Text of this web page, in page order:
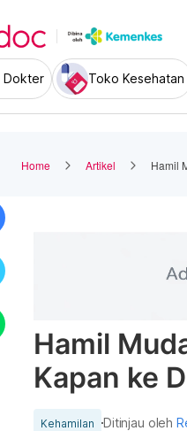
Dokter Toko Kesehatan
Home Artikel Hamil
Hamil
Kapan ke
Kehamilan Ditinjau oleh